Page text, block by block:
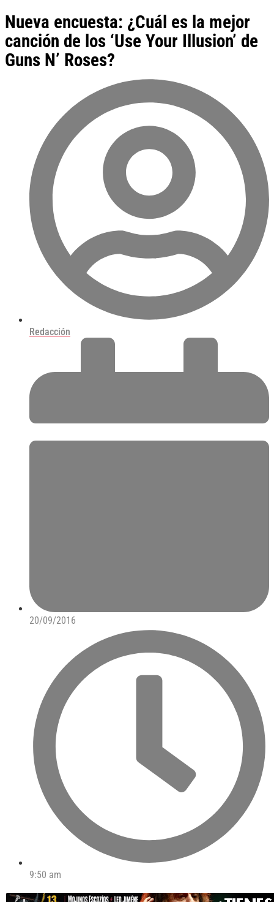
Nueva encuesta: ¿Cuál es la mejor
canción de los ‘Use Your Illusion’ de
Guns N’ Roses?
Redacción
20/09/2016
9:50 am